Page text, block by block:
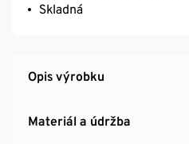
Skladná
Opis výrobku
Materiál a údržba